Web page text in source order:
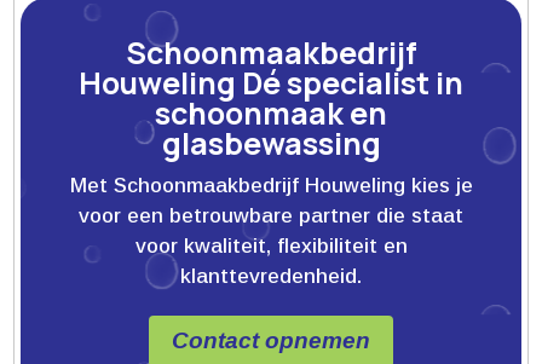
Schoonmaakbedrijf
Houweling Dé specialist in
schoonmaak en
glasbewassing
Met Schoonmaakbedrijf Houweling kies je
voor een betrouwbare partner die staat
voor kwaliteit, flexibiliteit en
klanttevredenheid.
Contact opnemen